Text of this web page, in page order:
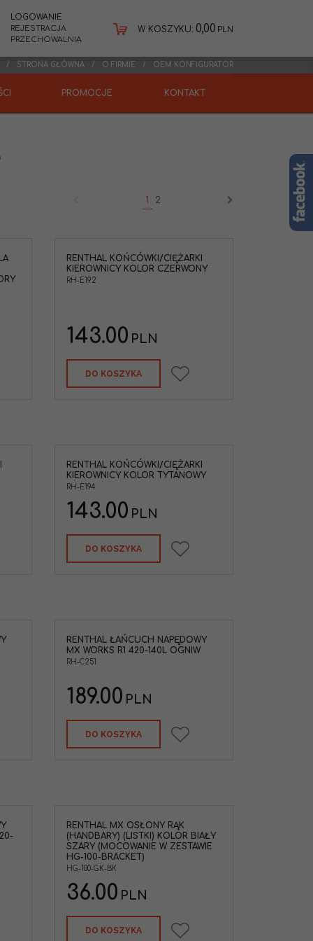
LOGOWANIE
REJESTRACJA
PRZECHOWALNIA
W KOSZYKU: 0,00 PLN
STRONA GŁÓWNA O FIRMIE OEM KONFIGURATOR
PROMOCJE KONTAKT
1 2
RENTHAL KOŃCÓWKI/CIĘŻARKI
KIEROWNICY KOLOR CZERWONY
RH-E192
143.00 PLN
DO KOSZYKA
RENTHAL KOŃCÓWKI/CIĘŻARKI
KIEROWNICY KOLOR TYTANOWY
RH-E194
143.00 PLN
DO KOSZYKA
RENTHAL ŁAŃCUCH NAPĘDOWY
MX WORKS R1 420-140L OGNIW
RH-C251
189.00 PLN
DO KOSZYKA
RENTHAL MX OSŁONY RĄK
(HANDBARY) (LISTKI) KOLOR BIAŁY
SZARY (MOCOWANIE W ZESTAWIE
HG-100-BRACKET)
HG-100-GK-BK
36.00 PLN
DO KOSZYKA